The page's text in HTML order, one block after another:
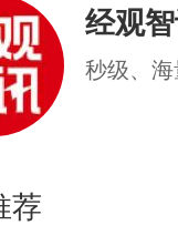
经观
秒级、
荐